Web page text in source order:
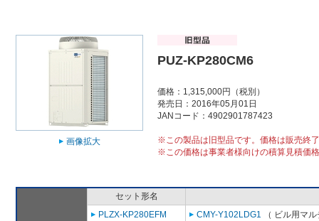
画像拡大
PUZ-KP280CM6
価格：1,315,000円（税別）
発売日：2016年05月01日
JANコード：4902901787423
※この製品は旧型品です。価格は販売終
※この価格は事業者様向けの積算見積価
セット形名
PLZX-KP280EFM
CMY-Y102LDG1 （ ビル用マ